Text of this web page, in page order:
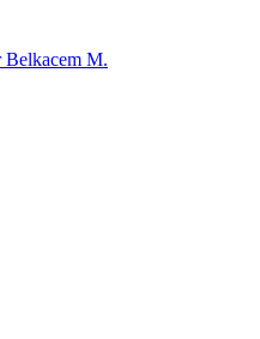
Belkacem M.